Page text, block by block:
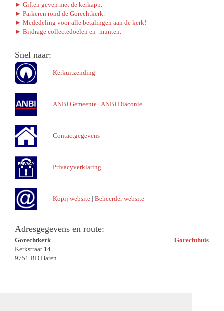
► Giften geven met de kerkapp.
► Parkeren rond de Gorechtkerk.
► Mededeling voor alle betalingen aan de kerk!
► Bijdrage collectedoelen en -munten.
Snel naar:
Kerkuitzending
ANBI Gemeente | ANBI Diaconie
Contactgegevens
Privacyverklaring
Kopij website | Beheerder website
Adresgegevens en route:
Gorechtkerk
Gorechthuis
Kerkstraat 14
9751 BD Haren